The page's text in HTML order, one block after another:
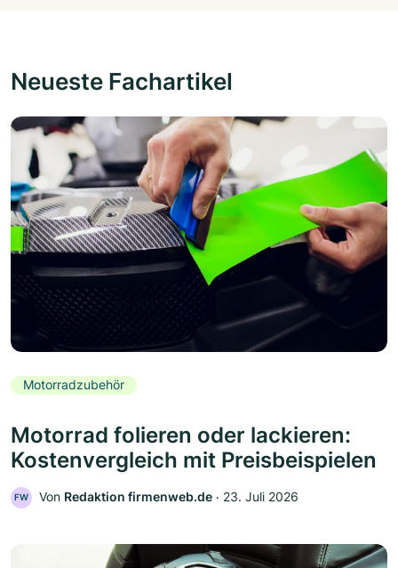
Neueste Fachartikel
Motorradzubehör
Motorrad folieren oder lackieren:
Kostenvergleich mit Preisbeispielen
FW Von Redaktion firmenweb.de ‧ 23. Juli 2026